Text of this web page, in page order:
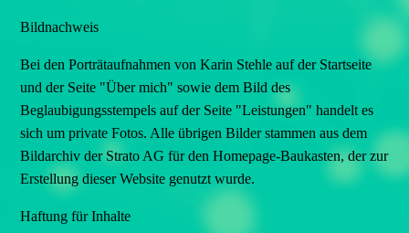
Bildnachweis
Bei den Porträtaufnahmen von Karin Stehle auf der Startseite
und der Seite "Über mich" sowie dem Bild des
Beglaubigungsstempels auf der Seite "Leistungen" handelt es
sich um private Fotos. Alle übrigen Bilder stammen aus dem
Bildarchiv der Strato AG für den Homepage-Baukasten, der zur
Erstellung dieser Website genutzt wurde.
Haftung für Inhalte